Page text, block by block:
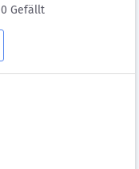
0 Gefällt